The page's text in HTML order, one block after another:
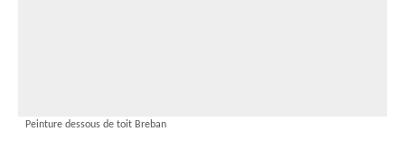
Peinture dessous de toit Breban